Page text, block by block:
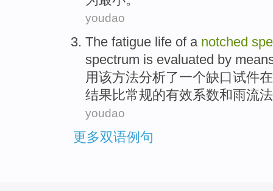
youdao
The fatigue life of a notched
spectrum is evaluated by
用该方法分析了一个缺口试件在
结果比常规的有效系数和雨流
youdao
更多双语例句